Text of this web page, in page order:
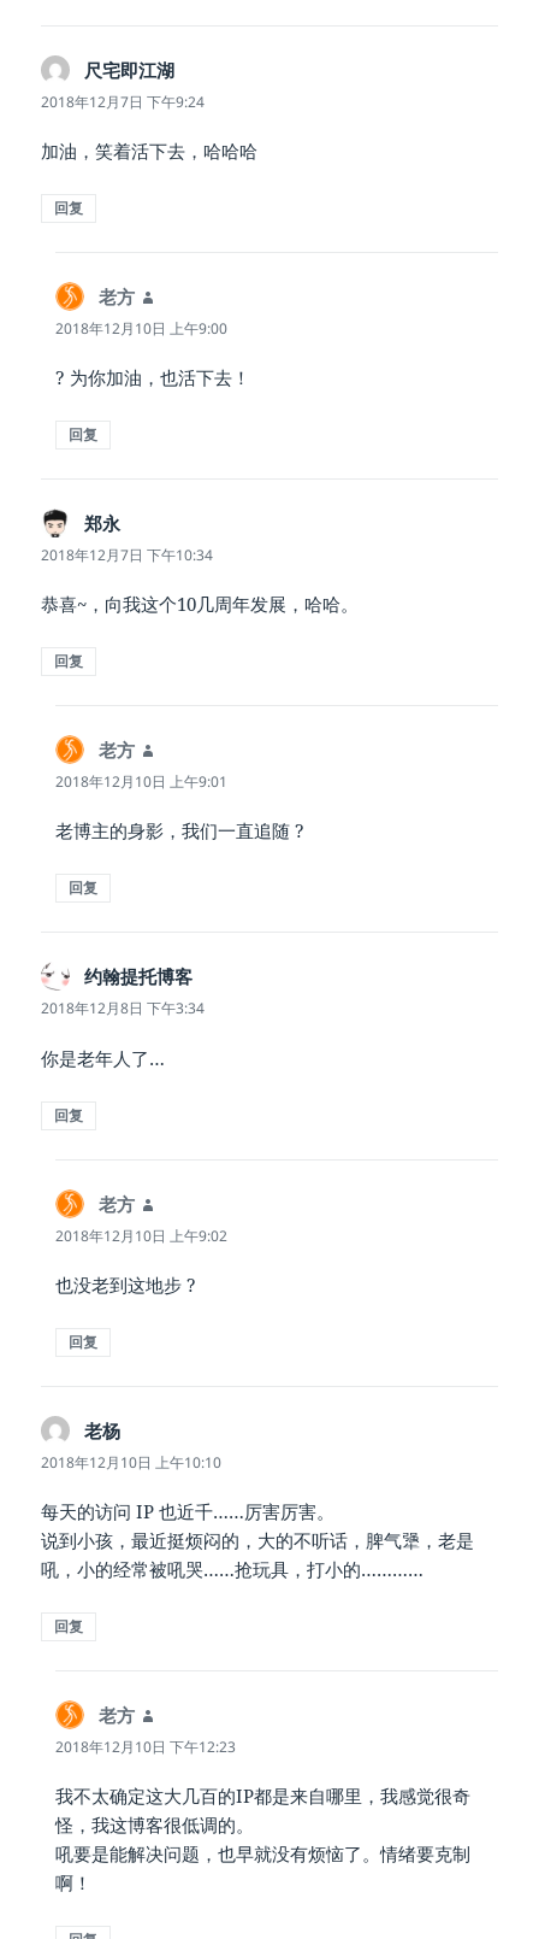
尺宅即江湖
道：
2018年12月7日 下午9:24
加油，笑着活下去，哈哈哈
回复
老方
道：
2018年12月10日 上午9:00
? 为你加油，也活下去！
回复
郑永说
道：
2018年12月7日 下午10:34
恭喜~，向我这个10几周年发展，哈哈。
回复
老方
道：
2018年12月10日 上午9:01
老博主的身影，我们一直追随 ?
回复
约翰提托博客
道：
2018年12月8日 下午3:34
你是老年人了…
回复
老方
道：
2018年12月10日 上午9:02
也没老到这地步 ?
回复
老杨
道：
2018年12月10日 上午10:10
每天的访问 IP 也近千……厉害厉害。
说到小孩，最近挺烦闷的，大的不听话，脾气犟，老是
吼，小的经常被吼哭……抢玩具，打小的…………
回复
老方
道：
2018年12月10日 下午12:23
我不太确定这大几百的IP都是来自哪里，我感觉很奇
怪，我这博客很低调的。
吼要是能解决问题，也早就没有烦恼了。情绪要克制
啊！